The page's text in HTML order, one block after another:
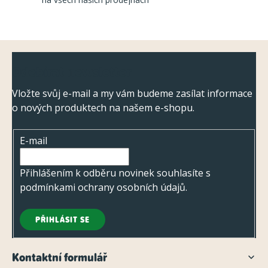
v
y
v
p
i
s
Vložte svůj e-mail a my vám budeme zasílat informace
o nových produktech na našem e-shopu.
E-mail
Přihlášením k odběru novinek souhlasíte s
podmínkami ochrany osobních údajů.
PŘIHLÁSIT SE
Kontaktní formulář